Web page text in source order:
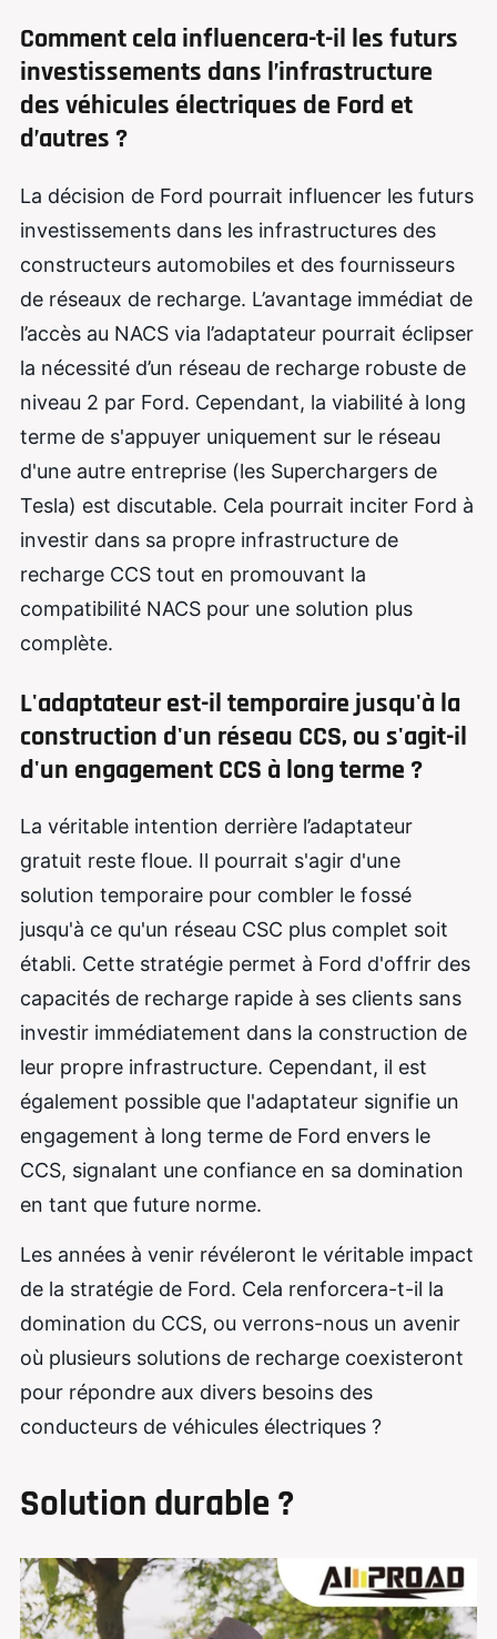
Comment cela influencera-t-il les futurs
investissements dans l’infrastructure
des véhicules électriques de Ford et
d’autres ?
La décision de Ford pourrait influencer les futurs
investissements dans les infrastructures des
constructeurs automobiles et des fournisseurs
de réseaux de recharge. L’avantage immédiat de
l’accès au NACS via l’adaptateur pourrait éclipser
la nécessité d’un réseau de recharge robuste de
niveau 2 par Ford. Cependant, la viabilité à long
terme de s'appuyer uniquement sur le réseau
d'une autre entreprise (les Superchargers de
Tesla) est discutable. Cela pourrait inciter Ford à
investir dans sa propre infrastructure de
recharge CCS tout en promouvant la
compatibilité NACS pour une solution plus
complète.
L'adaptateur est-il temporaire jusqu'à la
construction d'un réseau CCS, ou s'agit-il
d'un engagement CCS à long terme ?
La véritable intention derrière l’adaptateur
gratuit reste floue. Il pourrait s'agir d'une
solution temporaire pour combler le fossé
jusqu'à ce qu'un réseau CSC plus complet soit
établi. Cette stratégie permet à Ford d'offrir des
capacités de recharge rapide à ses clients sans
investir immédiatement dans la construction de
leur propre infrastructure. Cependant, il est
également possible que l'adaptateur signifie un
engagement à long terme de Ford envers le
CCS, signalant une confiance en sa domination
en tant que future norme.
Les années à venir révéleront le véritable impact
de la stratégie de Ford. Cela renforcera-t-il la
domination du CCS, ou verrons-nous un avenir
où plusieurs solutions de recharge coexisteront
pour répondre aux divers besoins des
conducteurs de véhicules électriques ?
Solution durable ?